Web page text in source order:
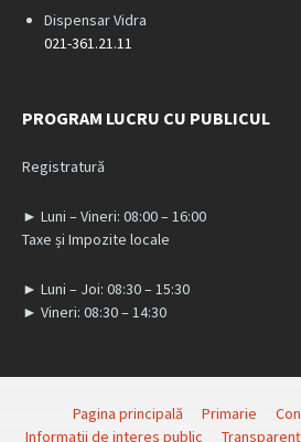
Dispensar Vidra
021-361.21.11
PROGRAM LUCRU CU PUBLICUL
Registratură
► Luni – Vineri: 08:00 – 16:00
Taxe și Impozite locale
► Luni – Joi: 08:30 – 15:30
► Vineri: 08:30 – 14:30
Pagina principală Primarie
Informatii de interes public